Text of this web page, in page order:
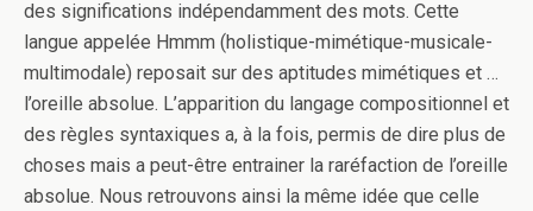
des significations indépendamment des mots. Cette
langue appelée Hmmm (holistique-mimétique-musicale-
multimodale) reposait sur des aptitudes mimétiques et …
l’oreille absolue. L’apparition du langage compositionnel et
des règles syntaxiques a, à la fois, permis de dire plus de
choses mais a peut-être entrainer la raréfaction de l’oreille
absolue. Nous retrouvons ainsi la même idée que celle